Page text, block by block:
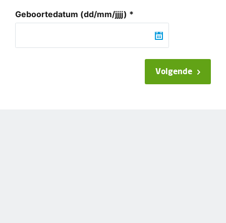
Geboortedatum (dd/mm/jjjj) *
Volgende